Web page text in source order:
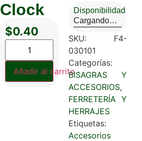
Clock
$0.40
Añadir al carrito
Disponibilidad
Cargando…
SKU: F4-
030101
Categorías:
BISAGRAS Y
ACCESORIOS,
FERRETERÍA Y
HERRAJES
Etiquetas:
Accesorios